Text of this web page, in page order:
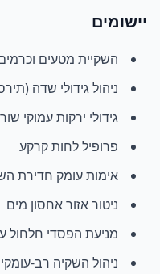
יישומים
השקיית מטעים
ניהול גידולי שדה
גידולי ירקות עמוקי
פרופיל לחות קרקע
אימות עומק חדירת
ניטור אזור אחסון מים
מניעת הפסדי חלחול
ניהול השקיה רב-עומקי